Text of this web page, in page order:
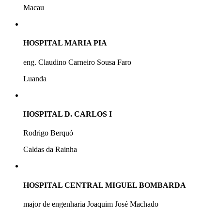
Macau
HOSPITAL MARIA PIA
eng. Claudino Carneiro Sousa Faro
Luanda
HOSPITAL D. CARLOS I
Rodrigo Berquó
Caldas da Rainha
HOSPITAL CENTRAL MIGUEL BOMBARDA
major de engenharia Joaquim José Machado